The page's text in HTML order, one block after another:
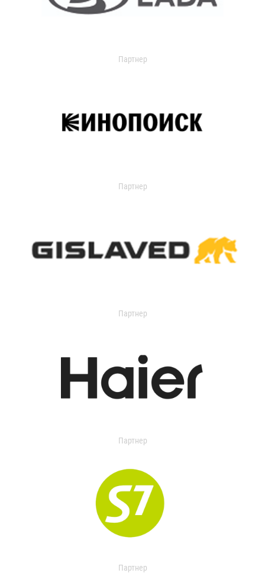
Партнер
Партнер
Партнер
Партнер
Партнер